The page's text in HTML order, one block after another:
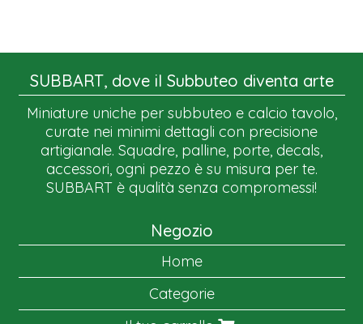
SUBBART, dove il Subbuteo diventa arte
Miniature uniche per subbuteo e calcio tavolo,
curate nei minimi dettagli con precisione
artigianale. Squadre, palline, porte, decals,
accessori, ogni pezzo è su misura per te.
SUBBART è qualità senza compromessi!
Negozio
Home
Categorie